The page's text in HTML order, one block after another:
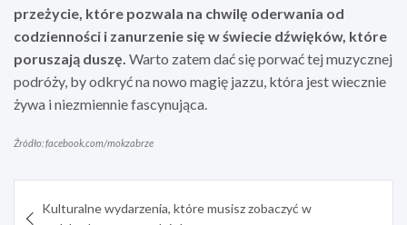
przeżycie, które pozwala na chwilę oderwania od
codzienności i zanurzenie się w świecie dźwięków, które
poruszają duszę. Warto zatem dać się porwać tej muzycznej
podróży, by odkryć na nowo magię jazzu, która jest wiecznie
żywa i niezmiennie fascynująca.
Źródło: facebook.com/mokzabrze
Kulturalne wydarzenia, które musisz zobaczyć w